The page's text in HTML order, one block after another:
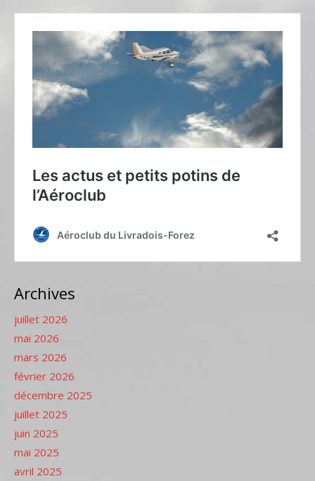
Archives
juillet 2026
mai 2026
mars 2026
février 2026
décembre 2025
juillet 2025
juin 2025
mai 2025
avril 2025